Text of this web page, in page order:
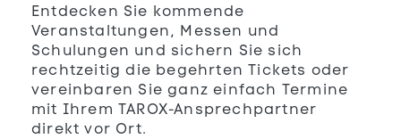
Entdecken Sie kommende
Veranstaltungen, Messen und
Schulungen und sichern Sie sich
rechtzeitig die begehrten Tickets oder
vereinbaren Sie ganz einfach Termine
mit Ihrem TAROX-Ansprechpartner
direkt vor Ort.